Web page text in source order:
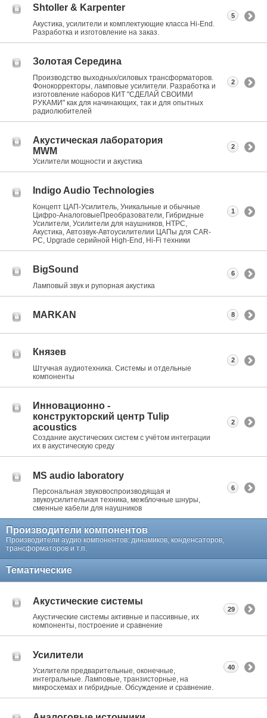
Shtoller & Karpenter
Акустика, усилители и комплектующие класса Hi-End.
Разработка и изготовление на заказ.
5
Золотая Середина
Производство выходных/силовых трансформаторов.
Фонокорректоры, ламповые усилители. Разработка и
изготовление наборов КИТ "СДЕЛАЙ СВОИМИ
РУКАМИ" как для начинающих, так и для опытных
радиолюбителей
2
Акустическая лаборатория
MWM
Усилители мощности и акустика
2
Indigo Audio Technologies
Концепт ЦАП-Усилитель, Уникальные и обычные
Цифро-АналоговыеПреобразователи, Гибридные
Усилители, Усилители для наушников, HTPC,
Акустика, Автозвук-Автоусилителии ЦАПы для CAR-
PC, Upgrade серийной High-End, Hi-Fi техники
1
BigSound
Ламповый звук и рупорная акустика
6
MARKAN 8
Князев
Штучная аудиотехника. Системы и отдельные
компоненты
2
Инновационно -
конструкторский центр Tulip
acoustics
Создание акустических систем с учётом интеграции
их в акустическую среду
2
MS audio laboratory
Персональная звуковоспроизводящая и
звукоусилительная техника, межблочные шнуры,
сменные кабели для наушников
6
Производители компонентов
Производители аудио компонентов: динамиков, конденсаторов,
трансформаторов и т.п.
Тематические
Акустические системы
Акустические системы активные и пассивные, их
компоненты, построение и сравнение
29
Усилители
Усилители предварительные, оконечные,
интегральные. Ламповые, транзисторные, на
микросхемах и гибридные. Обсуждение и сравнение.
40